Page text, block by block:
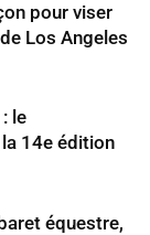
pour viser
Los Angeles
le
14e édition
équestre,